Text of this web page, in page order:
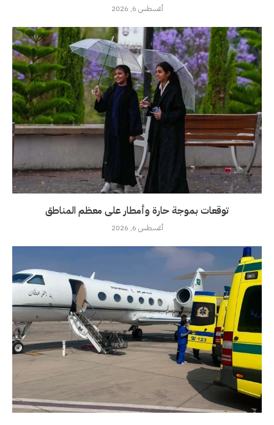
أغسطس 6, 2026
توقعات بموجة حارة وأمطار على معظم المناطق
أغسطس 6, 2026